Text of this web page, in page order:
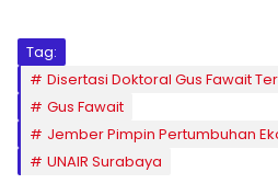
Tag:
Disertasi Doktoral Gus Fawait
Gus Fawait
Jember Pimpin Pertumbuhan
UNAIR Surabaya